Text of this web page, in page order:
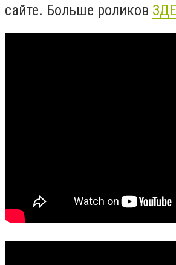
сайте. Больше роликов